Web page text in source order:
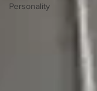
Personality